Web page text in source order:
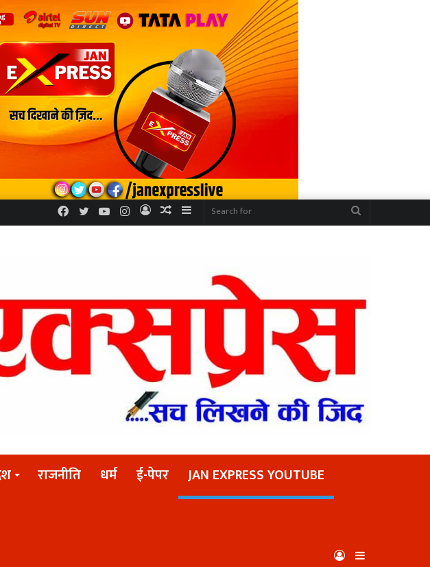
Sidebar
Random
Log
Instagram
YouTube
Twitter
Facebook
राजनीति धर्म ई-पेपर
JAN EXPRESS YOUTUBE
Log